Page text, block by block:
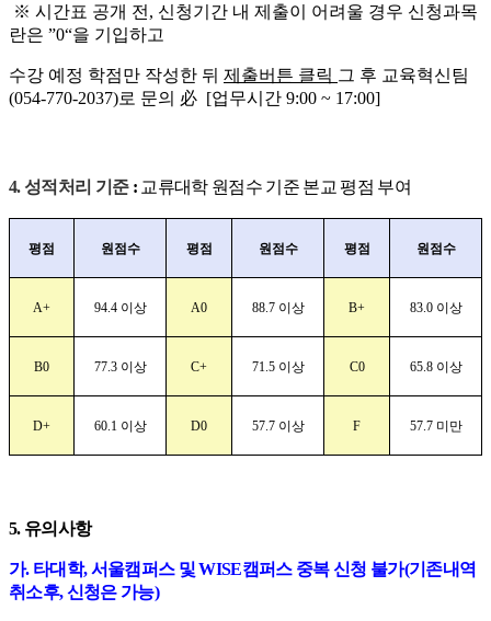
※ 시간표 공개 전 , 신청기간 내 제출이 어려울 경우 신청과목
란은 ”0“을 기입하고
수강 예정 학점만 작성한 뒤 제출버튼 클릭 그 후 교육혁신팀
(054-770-2037)로 문의 必 [업무시간 9:00 ~ 17:00]
4. 성적처리 기준 : 교류대학 원점수 기준 본교 평점 부여
평점 원점수 평점 원점수 평점 원점수
A+ 94.4 이상 A0 88.7 이상 B+ 83.0 이상
B0 77.3 이상 C+ 71.5 이상 C0 65.8 이상
D+ 60.1 이상 D0 57.7 이상 F 57.7 미만
5. 유의사항
가. 타대학,서울캠퍼스 및WISE캠퍼스 중복 신청 불가(기존내역
취소후,신청은 가능)